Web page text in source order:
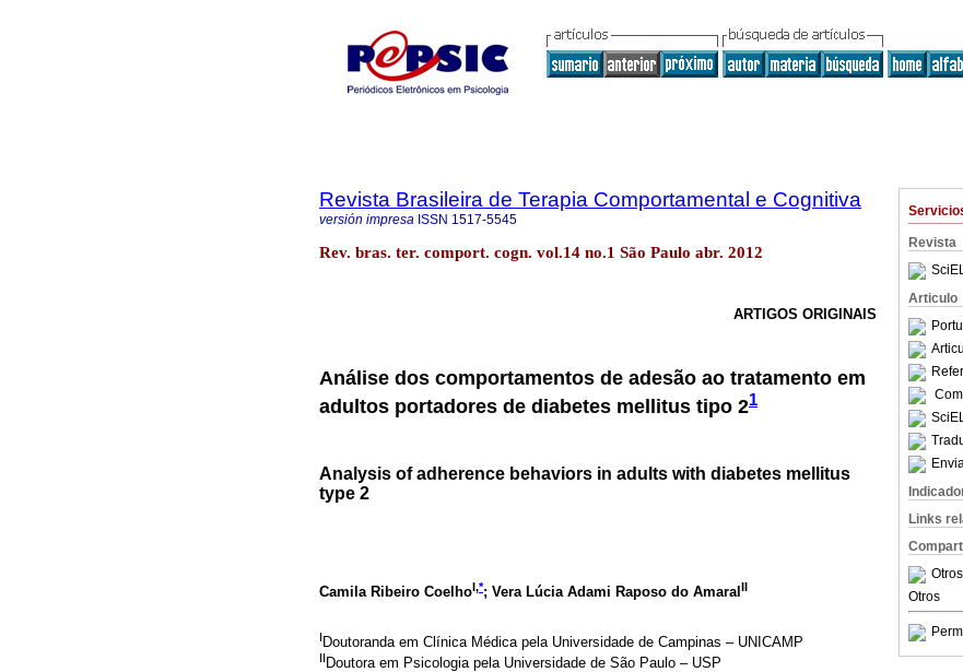
Revista
Articulo
Links
Otros
Otros
Revista Brasileira de Terapia Comportamental e Cognitiva
versión impresa ISSN 1517-5545
Rev. bras. ter. comport. cogn. vol.14 no.1 São Paulo abr. 2012
ARTIGOS ORIGINAIS
Análise dos comportamentos de adesão ao tratamento em
adultos portadores de diabetes mellitus tipo 21
Analysis of adherence behaviors in adults with diabetes mellitus
type 2
Camila Ribeiro CoelhoI,*; Vera Lúcia Adami Raposo do AmaralII
I Doutoranda em Clínica Médica pela Universidade de Campinas – UNICAMP
IIDoutora em Psicologia pela Universidade de São Paulo – USP